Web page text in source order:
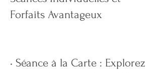
Forfaits Avantageux
• Séance à la Carte : Explorez